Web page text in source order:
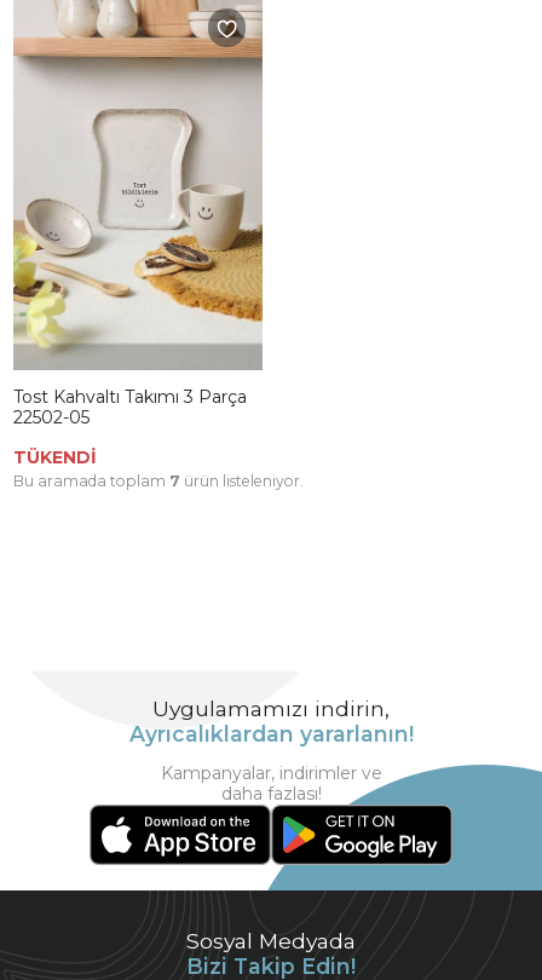
Tost Kahvaltı Takımı 3 Parça
22502-05
TÜKENDİ
Bu aramada toplam 7 ürün listeleniyor.
Sosyal Medyada
Bizi Takip Edin!
Uygulamamızı indirin,
Ayrıcalıklardan yararlanın!
Kampanyalar, indirimler ve
daha fazlası!